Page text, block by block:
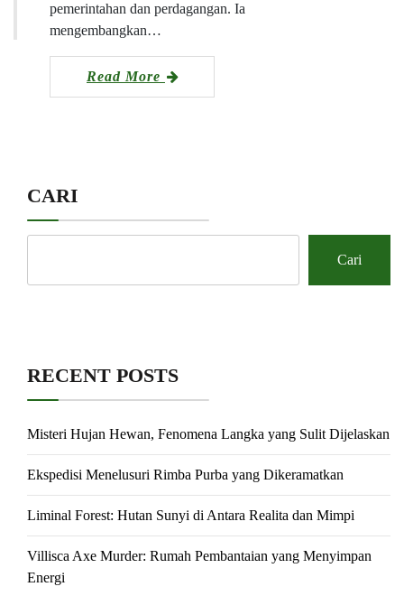
pemerintahan dan perdagangan. Ia
mengembangkan…
Read More
CARI
Cari
RECENT POSTS
Misteri Hujan Hewan, Fenomena Langka yang Sulit Dijelaskan
Ekspedisi Menelusuri Rimba Purba yang Dikeramatkan
Liminal Forest: Hutan Sunyi di Antara Realita dan Mimpi
Villisca Axe Murder: Rumah Pembantaian yang Menyimpan
Energi